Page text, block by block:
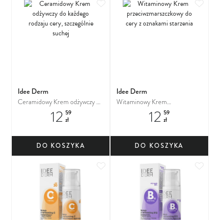
Idee Derm
Ceramidowy Krem odżywczy do
każdego rodzaju cery,
szczególnie suchej
12 59
zł
DO KOSZYKA
Idee Derm
Witaminowy Krem
przeciwzmarszczkowy do cery z
oznakami starzenia
12 59
zł
DO KOSZYKA
Dodaj do ulubionych